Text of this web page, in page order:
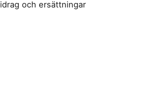
och ersättningar